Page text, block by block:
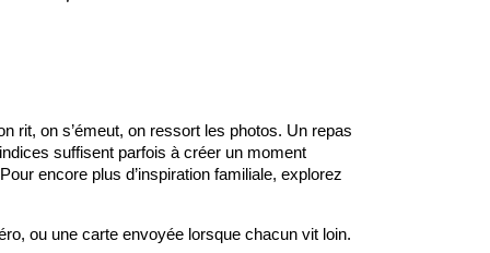
rit, on s’émeut, on ressort les photos. Un repas
suffisent parfois à créer un moment
encore plus d’inspiration familiale, explorez
ou une carte envoyée lorsque chacun vit loin.